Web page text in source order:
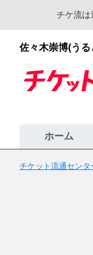
チケ流は
佐々木崇博(う
ホーム
チケット流通センタ